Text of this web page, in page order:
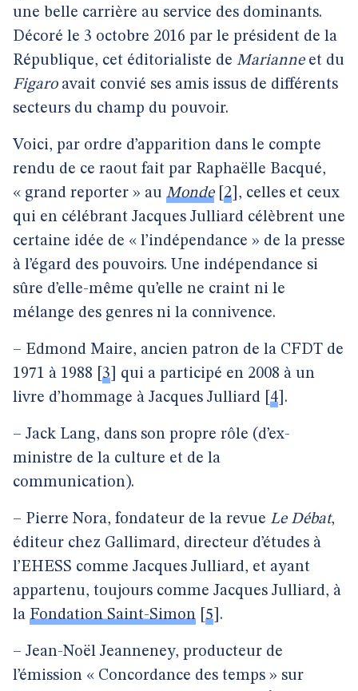
une belle carrière au service des dominants.
Décoré le 3 octobre 2016 par le président de la
République, cet éditorialiste de Marianneet du
Figaroavait convié ses amis issus de différents
secteurs du champ du pouvoir.
Voici, par ordre d’apparition dans le compte
rendu de ce raout fait par Raphaëlle Bacqué,
« grand reporter » au Monde[ 2 , celles et ceux
qui en célébrant Jacques Julliard célèbrent une
certaine idée de « l’indépendance » de la presse
à l’égard des pouvoirs. Une indépendance si
sûre d’elle-même qu’elle ne craint ni le
mélange des genres ni la connivence.
– Edmond Maire, ancien patron de la CFDT de
1971 à 1988
3
qui a participé en 2008 à un
livre d’hommage à Jacques Julliard 4 .
– Jack Lang, dans son propre rôle (d’ex-
ministre de la culture et de la
communication).
– Pierre Nora, fondateur de la revue Le Débat,
éditeur chez Gallimard, directeur d’études à
l’EHESS comme Jacques Julliard, et ayant
appartenu, toujours comme Jacques Julliard, à
la Fondation Saint-Simon 5 .
– Jean-Noël Jeanneney, producteur de
l’émission « Concordance des temps » sur